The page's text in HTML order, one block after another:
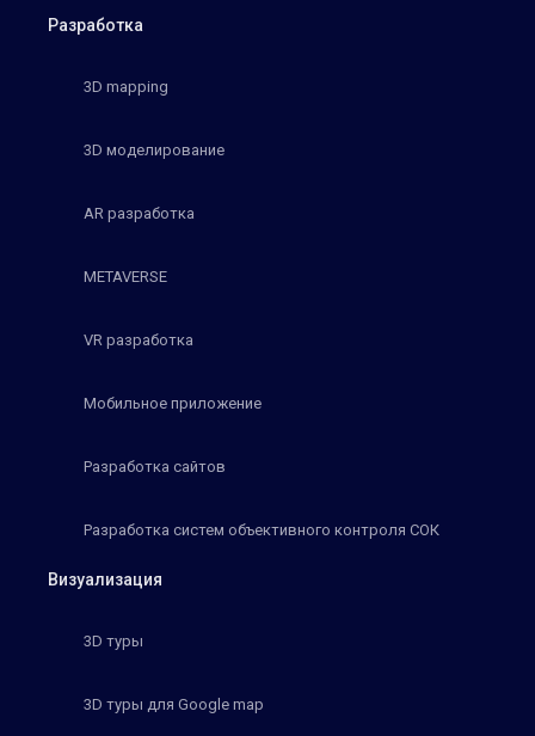
Разработка
3D mapping
3D моделирование
AR разработка
METAVERSE
VR разработка
Мобильное приложение
Разработка сайтов
Разработка систем объективного контроля СОК
Визуализация
3D туры
3D туры для Google map